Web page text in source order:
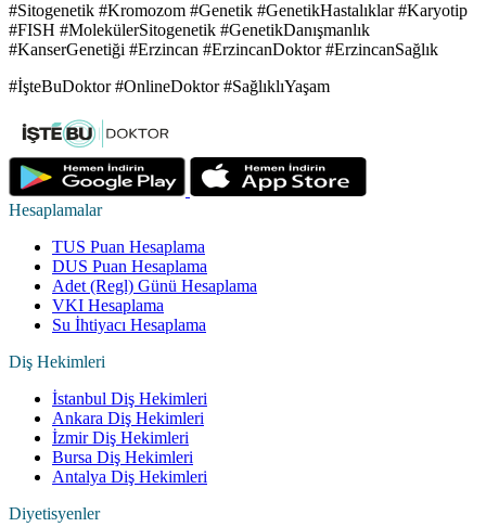
#Sitogenetik #Kromozom #Genetik #GenetikHastalıklar #Karyotip
#FISH #MolekülerSitogenetik #GenetikDanışmanlık
#KanserGenetiği #Erzincan #ErzincanDoktor #ErzincanSağlık
#İşteBuDoktor #OnlineDoktor #SağlıklıYaşam
Hesaplamalar
TUS Puan Hesaplama
DUS Puan Hesaplama
Adet (Regl) Günü Hesaplama
VKI Hesaplama
Su İhtiyacı Hesaplama
Diş Hekimleri
İstanbul Diş Hekimleri
Ankara Diş Hekimleri
İzmir Diş Hekimleri
Bursa Diş Hekimleri
Antalya Diş Hekimleri
Diyetisyenler